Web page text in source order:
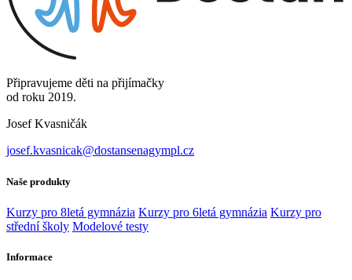
Připravujeme děti na přijímačky
od roku 2019.
Josef Kvasničák
josef.kvasnicak@dostansenagympl.cz
Naše produkty
Kurzy pro 8letá gymnázia Kurzy pro 6letá gymnázia Kurzy pro
střední školy Modelové testy
Informace